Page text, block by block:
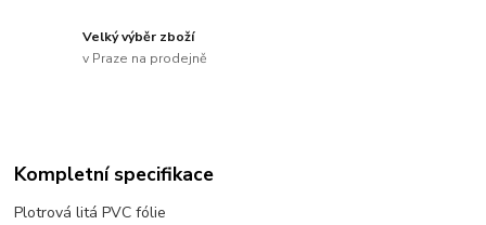
Velký výběr zboží
v Praze na prodejně
Kompletní specifikace
Plotrová litá PVC fólie